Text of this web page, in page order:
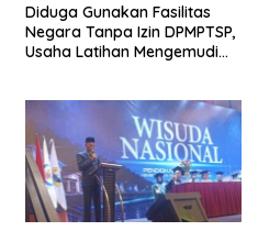
Diduga Gunakan Fasilitas
Negara Tanpa Izin DPMPTSP,
Usaha Latihan Mengemudi